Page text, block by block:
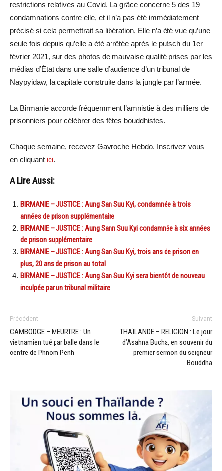
restrictions relatives au Covid. La grâce concerne 5 des 19
condamnations contre elle, et il n’a pas été immédiatement
précisé si cela permettrait sa libération. Elle n’a été vue qu’une
seule fois depuis qu’elle a été arrêtée après le putsch du 1er
février 2021, sur des photos de mauvaise qualité prises par les
médias d’État dans une salle d’audience d’un tribunal de
Naypyidaw, la capitale construite dans la jungle par l’armée.
La Birmanie accorde fréquemment l’amnistie à des milliers de
prisonniers pour célébrer des fêtes bouddhistes.
Chaque semaine, recevez Gavroche Hebdo. Inscrivez vous
en cliquant ici.
A Lire Aussi:
BIRMANIE – JUSTICE : Aung San Suu Kyi, condamnée à trois
années de prison supplémentaire
BIRMANIE – JUSTICE : Aung Sann Suu Kyi condamnée à six années
de prison supplémentaire
BIRMANIE – JUSTICE : Aung San Suu Kyi, trois ans de prison en
plus, 20 ans de prison au total
BIRMANIE – JUSTICE : Aung San Suu Kyi sera bientôt de nouveau
inculpée par un tribunal militaire
Précédent
CAMBODGE – MEURTRE : Un
vietnamien tué par balle dans le
centre de Phnom Penh
Suivant
THAÏLANDE – RELIGION : Le jour
d’Asahna Bucha, en souvenir du
premier sermon du seigneur
Bouddha